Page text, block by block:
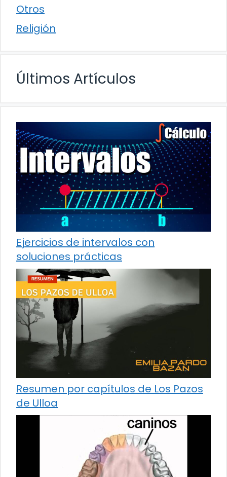
Otros
Religión
Últimos Artículos
Ejercicios de intervalos con
soluciones prácticas
Resumen por capítulos de Los Pazos
de Ulloa